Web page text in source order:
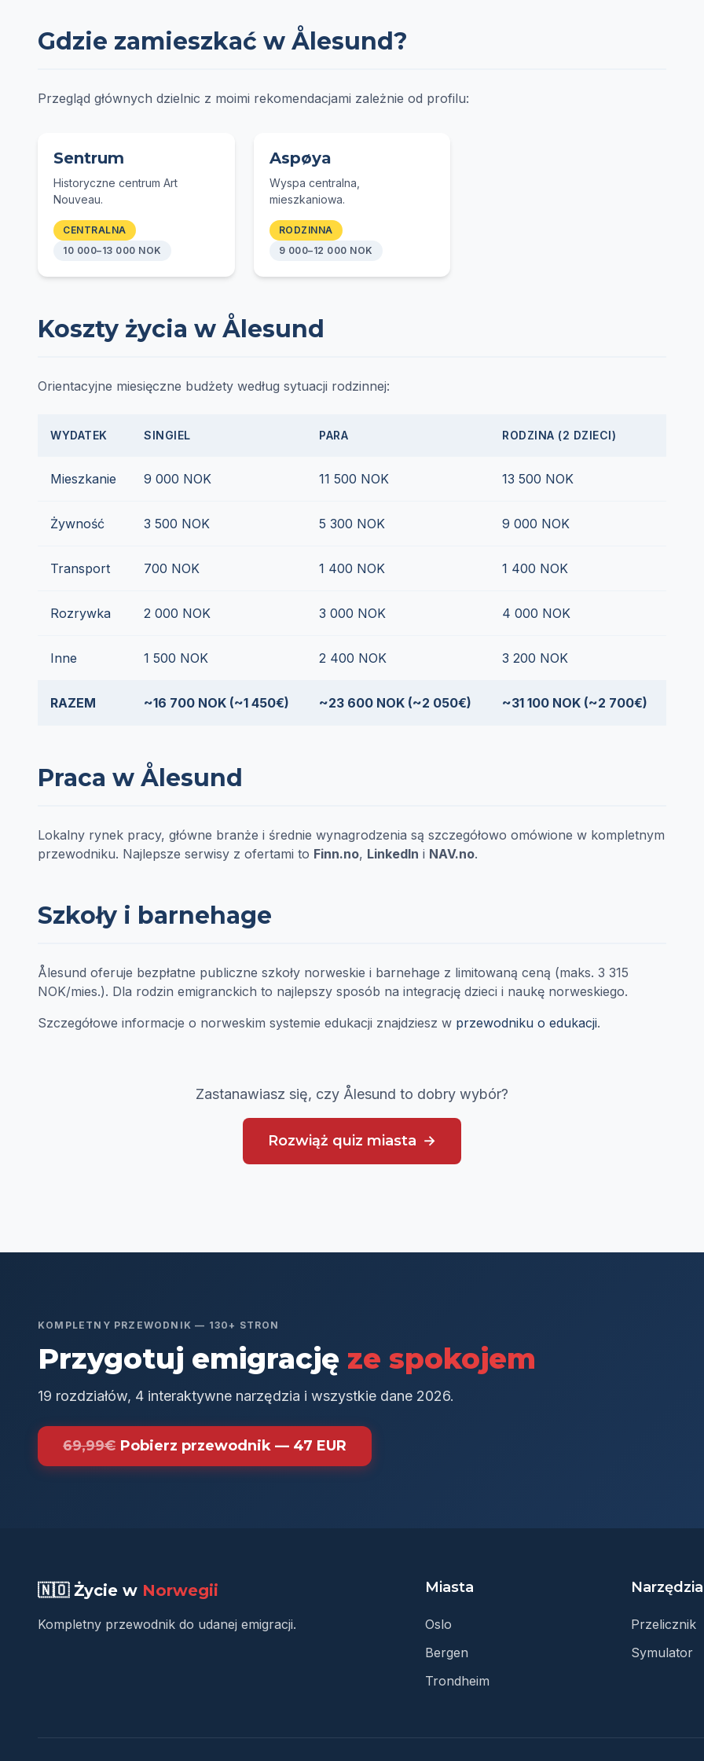
Gdzie zamieszkać w Ålesund?
Przegląd głównych dzielnic z moimi rekomendacjami zależnie od profilu:
Sentrum
Historyczne centrum Art
Nouveau.
CENTRALNA
10 000–13 000 NOK
Aspøya
Wyspa centralna,
mieszkaniowa.
RODZINNA
9 000–12 000 NOK
Koszty życia w Ålesund
Orientacyjne miesięczne budżety według sytuacji rodzinnej:
WYDATEK SINGIEL PARA RODZINA (2 DZIECI)
Mieszkanie 9 000 NOK 11 500 NOK 13 500 NOK
Żywność 3 500 NOK 5 300 NOK 9 000 NOK
Transport 700 NOK 1 400 NOK 1 400 NOK
Rozrywka 2 000 NOK 3 000 NOK 4 000 NOK
Inne 1 500 NOK 2 400 NOK 3 200 NOK
RAZEM ~16 700 NOK (~1 450€) ~23 600 NOK (~2 050€) ~31 100 NOK (~2 700€)
Praca w Ålesund
Lokalny rynek pracy, główne branże i średnie wynagrodzenia są szczegółowo omówione w kompletnym
przewodniku. Najlepsze serwisy z ofertami to Finn.no, LinkedIn i NAV.no.
Szkoły i barnehage
Ålesund oferuje bezpłatne publiczne szkoły norweskie i barnehage z limitowaną ceną (maks. 3 315
NOK/mies.). Dla rodzin emigranckich to najlepszy sposób na integrację dzieci i naukę norweskiego.
Szczegółowe informacje o norweskim systemie edukacji znajdziesz w przewodniku o edukacji.
Zastanawiasz się, czy Ålesund to dobry wybór?
Rozwiąż quiz miasta
KOMPLETNY PRZEWODNIK — 130+ STRON
Przygotuj emigrację ze spokojem
19 rozdziałów, 4 interaktywne narzędzia i wszystkie dane 2026.
69,99€ Pobierz przewodnik — 47 EUR
🇳🇴 Życie w Norwegii
Kompletny przewodnik do udanej emigracji.
Miasta
Oslo
Bergen
Trondheim
Narzędzia
Przelicznik
Symulator